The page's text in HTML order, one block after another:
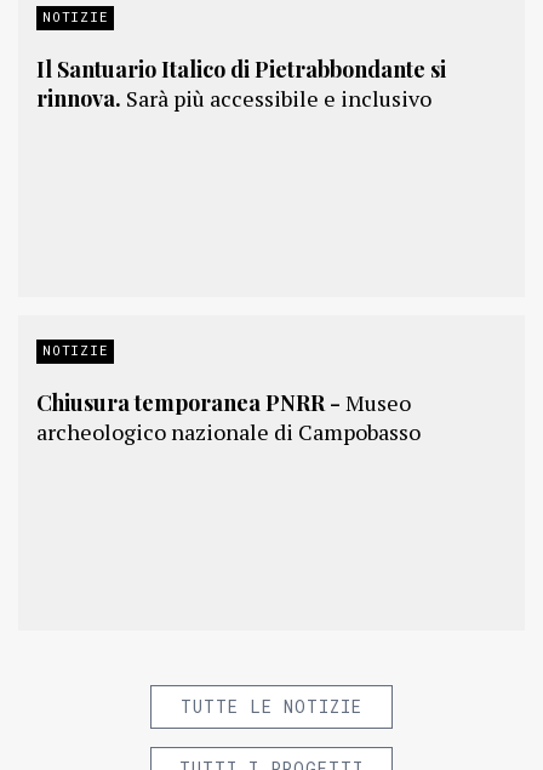
NOTIZIE
Il Santuario Italico di Pietrabbondante si
rinnova. Sarà più accessibile e inclusivo
NOTIZIE
Chiusura temporanea PNRR - Museo
archeologico nazionale di Campobasso
TUTTE LE NOTIZIE